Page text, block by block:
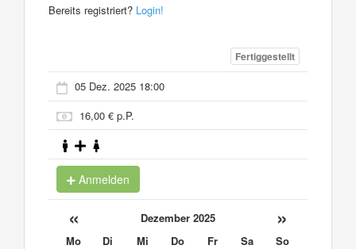
Bereits registriert? Login!
Fertiggestellt
05 Dez. 2025 18:00
16,00 € p.P.
Anmelden
« Dezember 2025 »
Mo Di Mi Do Fr Sa
So